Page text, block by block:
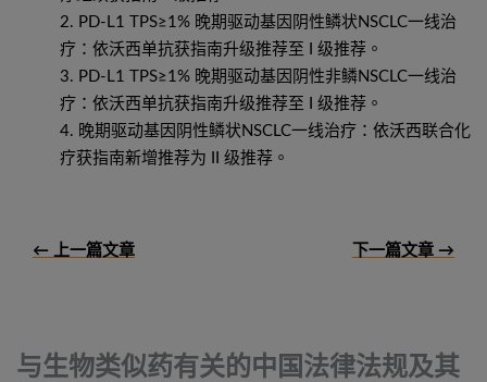
PD-L1 TPS≥1% 晚期驱动基因阴性鳞状NSCLC一线治
疗：依沃西单抗获指南升级推荐至 I 级推荐。
PD-L1 TPS≥1% 晚期驱动基因阴性非鳞NSCLC一线治
疗：依沃西单抗获指南升级推荐至 I 级推荐。
晚期驱动基因阴性鳞状NSCLC一线治疗：依沃西联合化
疗获指南新增推荐为 II 级推荐。
← 上一篇文章 下一篇文章 →
与生物类似药有关的中国法律法规及其